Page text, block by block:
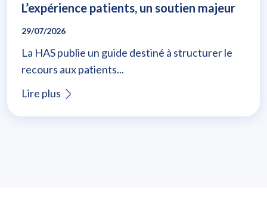
L’expérience patients, un soutien majeur
29/07/2026
La HAS publie un guide destiné à structurer le
recours aux patients...
Lire plus